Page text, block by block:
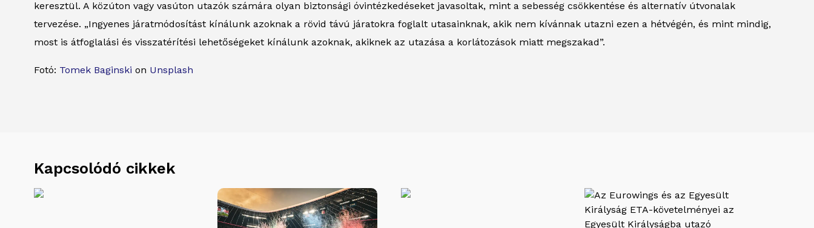
keresztül. A közúton vagy vasúton utazók számára olyan biztonsági óvintézkedéseket javasoltak, mint a sebesség csökkentése és alternatív útvonalak
tervezése. „Ingyenes járatmódosítást kínálunk azoknak a rövid távú járatokra foglalt utasainknak, akik nem kívánnak utazni ezen a hétvégén, és mint mindig,
most is átfoglalási és visszatérítési lehetőségeket kínálunk azoknak, akiknek az utazása a korlátozások miatt megszakad”.
Fotó: Tomek Baginski on Unsplash
Kapcsolódó cikkek